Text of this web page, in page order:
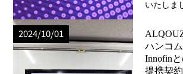
いたしま
2024/10/01
ハンコ
Innofin
提携契約